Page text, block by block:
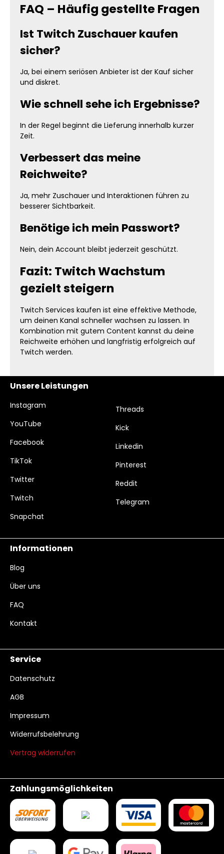
FAQ – Häufig gestellte Fragen
Ist Twitch Zuschauer kaufen
sicher?
Ja, bei einem seriösen Anbieter ist der Kauf sicher
und diskret.
Wie schnell sehe ich Ergebnisse?
In der Regel beginnt die Lieferung innerhalb kurzer
Zeit.
Verbessert das meine
Reichweite?
Ja, mehr Zuschauer und Interaktionen führen zu
besserer Sichtbarkeit.
Benötige ich mein Passwort?
Nein, dein Account bleibt jederzeit geschützt.
Fazit: Twitch Wachstum
gezielt steigern
Twitch Services kaufen ist eine effektive Methode,
um deinen Kanal schneller wachsen zu lassen. In
Kombination mit gutem Content kannst du deine
Reichweite erhöhen und langfristig erfolgreich auf
Twitch werden.
Unsere Leistungen
Instagram
YouTube
Facebook
TikTok
Twitter
Twitch
Snapchat
Threads
Kick
Linkedin
Pinterest
Reddit
Telegram
Informationen
Blog
Über uns
FAQ
Kontakt
Service
Datenschutz
AGB
Impressum
Widerrufsbelehrung
Vertrag widerrufen
Zahlungsmöglichkeiten